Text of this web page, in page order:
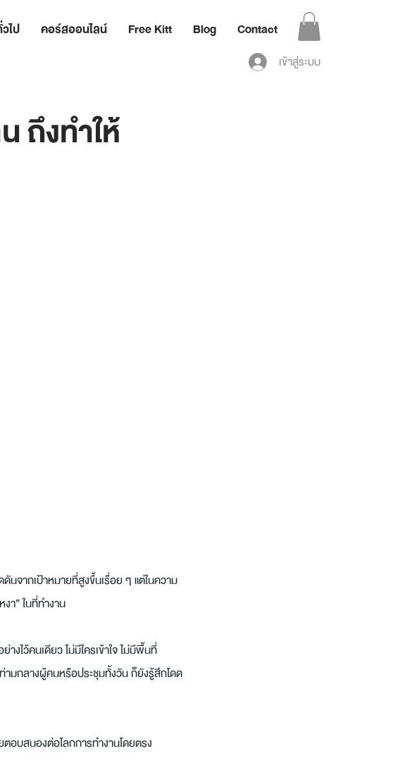
ไป คอร์สออนไลน์ Free Kitt Blog Contact
เข้าสู่ระบบ
ถึงทำให้
จากเป้าหมายที่สูงขึ้นเรื่อย ๆ แต่ในความ
า” ในที่ทำงาน
งไว้คนเดียว ไม่มีใครเข้าใจ ไม่มีพื้นที่
ามกลางผู้คนหรือประชุมทั้งวัน ก็ยังรู้สึกโดด
อบสนองต่อโลกการทำงานโดยตรง